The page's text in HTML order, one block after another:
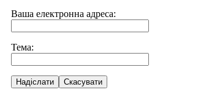
Ваша електронна адреса:
Тема:
Надіслати Скасувати